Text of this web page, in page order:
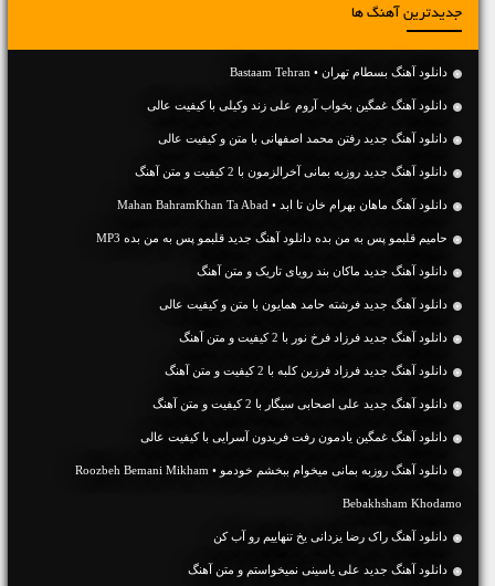
جدیدترین آهنگ ها
دانلود آهنگ بسطام تهران • Bastaam Tehran
دانلود آهنگ غمگین بخواب آروم علی زند وکیلی با کیفیت عالی
دانلود آهنگ جديد رفتن محمد اصفهانی با متن و کیفیت عالی
دانلود آهنگ جديد روزبه بمانی آخرالزمون با 2 کیفیت و متن آهنگ
دانلود آهنگ ماهان بهرام خان تا ابد • Mahan BahramKhan Ta Abad
حامیم قلبمو پس به من بده دانلود آهنگ جدید قلبمو پس به من بده MP3
دانلود آهنگ جديد ماکان بند رویای تاریک و متن آهنگ
دانلود آهنگ جديد فرشته حامد همایون با متن و کیفیت عالی
دانلود آهنگ جديد فرزاد فرخ نور با 2 کیفیت و متن آهنگ
دانلود آهنگ جديد فرزاد فرزین کلبه با 2 کیفیت و متن آهنگ
دانلود آهنگ جديد علی اصحابی سیگار با 2 کیفیت و متن آهنگ
دانلود آهنگ غمگین یادمون رفت فریدون آسرایی با کیفیت عالی
دانلود آهنگ روزبه بمانی میخوام ببخشم خودمو • Roozbeh Bemani Mikham
Bebakhsham Khodamo
دانلود آهنگ راک رضا یزدانی یخ تنهاییم رو آب کن
دانلود آهنگ جديد علی یاسینی نمیخواستم و متن آهنگ